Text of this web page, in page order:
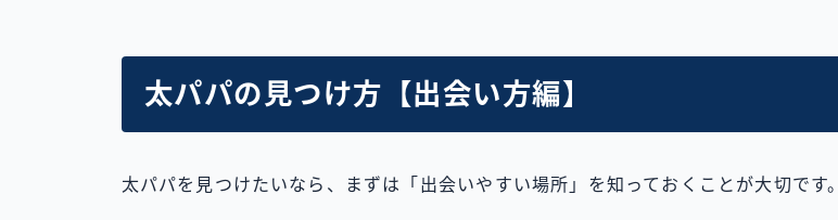
太パパの見つけ方【出会い方編】
太パパを見つけたいなら、まずは「出会いやすい場所」を知っておくことが大切です。